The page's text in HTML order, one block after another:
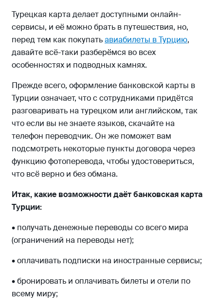
Турецкая карта делает доступными онлайн-
сервисы, и её можно брать в путешествия, но,
перед тем как покупатьавиабилеты в Турцию,
давайте всё-таки разберёмся во всех
особенностях и подводных камнях.
Прежде всего, оформление банковской карты в
Турции означает, что с сотрудниками придётся
разговаривать на турецком или английском, так
что если вы не знаете языков, скачайте на
телефон переводчик. Он же поможет вам
подсмотреть некоторые пункты договора через
функцию фотоперевода, чтобы удостовериться,
что всё верно и без обмана.
Итак, какие возможности даёт банковская карта
Турции:
• получать денежные переводы со всего мира
(ограничений на переводы нет);
• оплачивать подписки на иностранные сервисы;
• бронировать и оплачивать билеты и отели по
всему миру;